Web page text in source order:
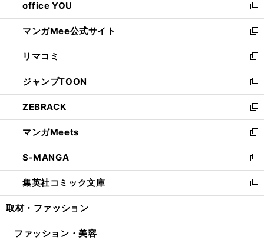
く
で
開
く
ィ
ン
ド
ウ
で
開
く
い
ウ
ィ
ン
ド
ウ
で
開
く
office YOU
新
し
い
ウ
ィ
ン
ド
ウ
で
開
く
マンガMee公式サイト
新
し
い
ウ
ィ
ン
ド
ウ
で
開
く
リマコミ
新
し
い
ウ
ィ
ン
ド
ウ
で
開
く
ジャンプTOON
新
し
い
ウ
ィ
ン
ド
ウ
で
開
ZEBRACK
新
し
い
ウ
ィ
ン
ド
ウ
開
マンガMeets
新
し
い
ウ
ィ
ン
ウ
S-MANGA
新
し
い
ウ
ン
集英社コミック文庫
新
し
ウ
取材・ファッション
ファッション・美容